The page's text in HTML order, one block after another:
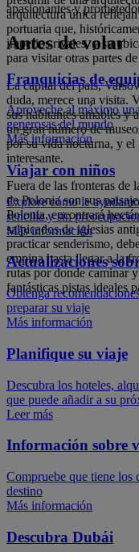
arquitectura única
portuaria que,
imperios rivales, y su
para visitar otras partes
La capital del país,
duda, merece una visita.
sus habitantes amables y
un gran número de
por su vida nocturna, y el
interesante.
Fuera de las fronteras de
de Polonia son sus
Polonia, encontrará
salpicados de iglesias
practicar senderismo,
empina hasta llegar a la
rutas por donde caminar
fantásticas pistas ideales
apasionantes y
Antes de volar
Franquicias de
Aproveche al máximo
generosas del mundo
Más información
Viajar con niños
Explore cómo le
sencilla y sin
Más información
Actualizaciones
Obtenga
preparar su viaje
Más información
Planifique su viaje
Descubra los hoteles,
que puede añadir a su
Leer más
Información sobre
Compruebe que tiene los
destino
Más información
Descubra Dubái